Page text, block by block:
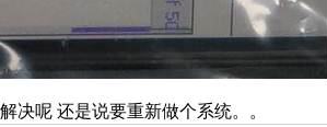
决呢 还是说要重新做个系统。。